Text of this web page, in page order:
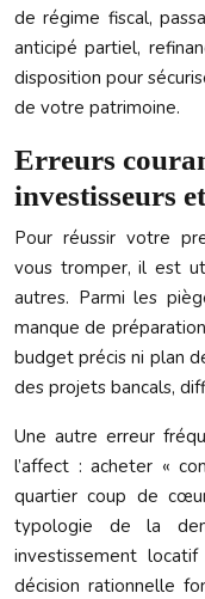
de régime fiscal,
anticipé partiel,
disposition pour
de votre patrimoine.
Erreurs
investisseurs
Pour réussir votre
vous tromper, il est
autres. Parmi les
manque de
budget précis ni plan
des projets bancals,
Une autre erreur
l’affect : acheter «
quartier coup de
typologie de la
investissement
décision rationnelle